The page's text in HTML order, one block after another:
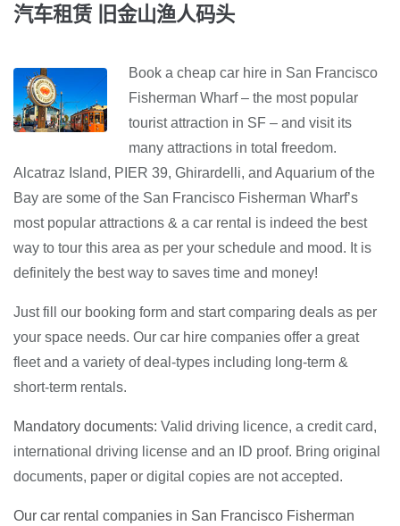
汽车租赁 旧金山渔人码头
Book a cheap car hire in San Francisco
Fisherman Wharf – the most popular
tourist attraction in SF – and visit its
many attractions in total freedom.
Alcatraz Island, PIER 39, Ghirardelli, and Aquarium of the
Bay are some of the San Francisco Fisherman Wharf’s
most popular attractions & a car rental is indeed the best
way to tour this area as per your schedule and mood. It is
definitely the best way to saves time and money!
Just fill our booking form and start comparing deals as per
your space needs. Our car hire companies offer a great
fleet and a variety of deal-types including long-term &
short-term rentals.
Mandatory documents: Valid driving licence, a credit card,
international driving license and an ID proof. Bring original
documents, paper or digital copies are not accepted.
Our car rental companies in San Francisco Fisherman